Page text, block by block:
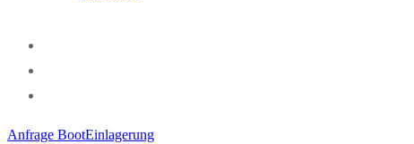
Anfrage BootEinlagerung